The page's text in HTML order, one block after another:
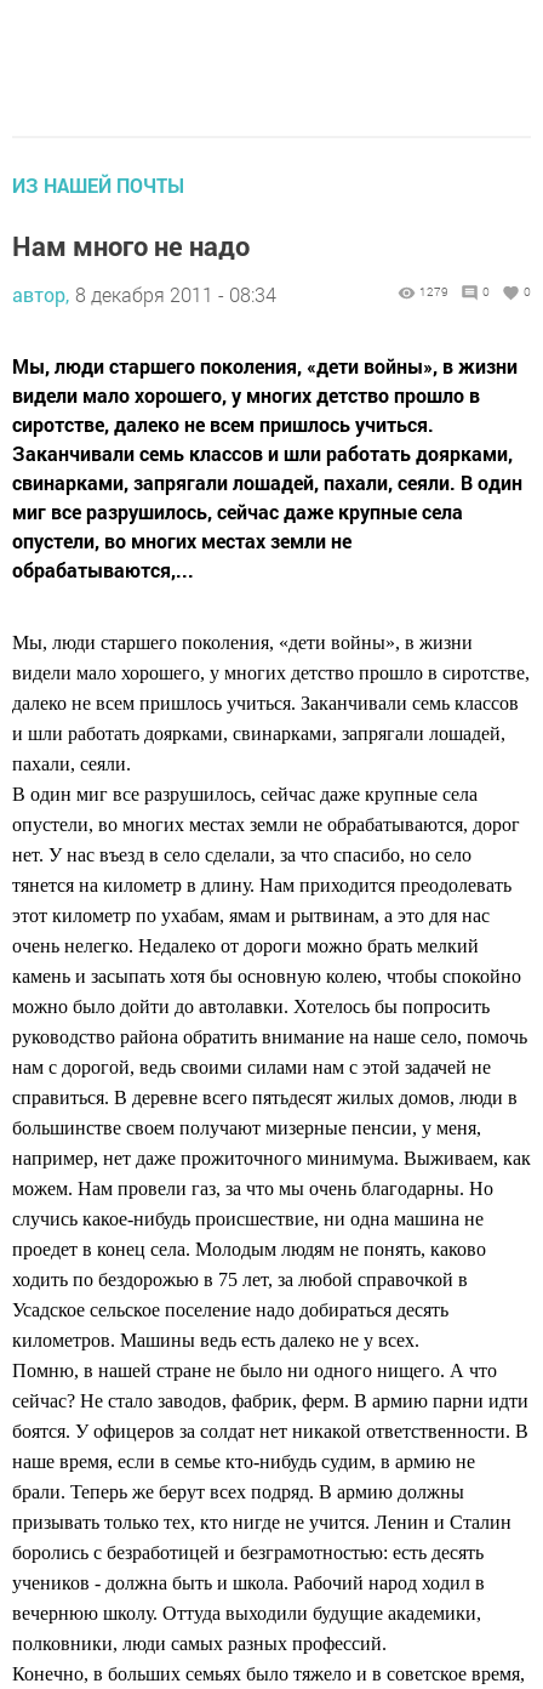
ИЗ НАШЕЙ ПОЧТЫ
Нам много не надо
автор, 8 декабря 2011 - 08:34 1279 0 0
Мы, люди старшего поколения, «дети войны», в жизни
видели мало хорошего, у многих детство прошло в
сиротстве, далеко не всем пришлось учиться.
Заканчивали семь классов и шли работать доярками,
свинарками, запрягали лошадей, пахали, сеяли. В один
миг все разрушилось, сейчас даже крупные села
опустели, во многих местах земли не
обрабатываются,...
Мы, люди старшего поколения, «дети войны», в жизни
видели мало хорошего, у многих детство прошло в сиротстве,
далеко не всем пришлось учиться. Заканчивали семь классов
и шли работать доярками, свинарками, запрягали лошадей,
пахали, сеяли.
В один миг все разрушилось, сейчас даже крупные села
опустели, во многих местах земли не обрабатываются, дорог
нет. У нас въезд в село сделали, за что спасибо, но село
тянется на километр в длину. Нам приходится преодолевать
этот километр по ухабам, ямам и рытвинам, а это для нас
очень нелегко. Недалеко от дороги можно брать мелкий
камень и засыпать хотя бы основную колею, чтобы спокойно
можно было дойти до автолавки. Хотелось бы попросить
руководство района обратить внимание на наше село, помочь
нам с дорогой, ведь своими силами нам с этой задачей не
справиться. В деревне всего пятьдесят жилых домов, люди в
большинстве своем получают мизерные пенсии, у меня,
например, нет даже прожиточного минимума. Выживаем, как
можем. Нам провели газ, за что мы очень благодарны. Но
случись какое-нибудь происшествие, ни одна машина не
проедет в конец села. Молодым людям не понять, каково
ходить по бездорожью в 75 лет, за любой справочкой в
Усадское сельское поселение надо добираться десять
километров. Машины ведь есть далеко не у всех.
Помню, в нашей стране не было ни одного нищего. А что
сейчас? Не стало заводов, фабрик, ферм. В армию парни идти
боятся. У офицеров за солдат нет никакой ответственности. В
наше время, если в семье кто-нибудь судим, в армию не
брали. Теперь же берут всех подряд. В армию должны
призывать только тех, кто нигде не учится. Ленин и Сталин
боролись с безработицей и безграмотностью: есть десять
учеников - должна быть и школа. Рабочий народ ходил в
вечернюю школу. Оттуда выходили будущие академики,
полковники, люди самых разных профессий.
Конечно, в больших семьях было тяжело и в советское время,